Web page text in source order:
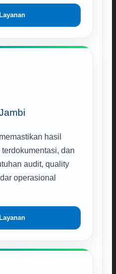
hasil
dan
audit, quality
operasional